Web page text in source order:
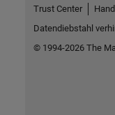
Trust Center
Datendiebstahl
© 1994-2026 The